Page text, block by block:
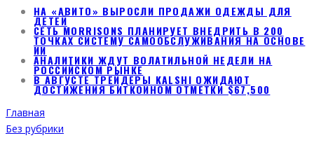
НА «АВИТО» ВЫРОСЛИ ПРОДАЖИ ОДЕЖДЫ ДЛЯ
ДЕТЕЙ
СЕТЬ MORRISONS ПЛАНИРУЕТ ВНЕДРИТЬ В 200
ТОЧКАХ СИСТЕМУ САМООБСЛУЖИВАНИЯ НА ОСНОВЕ
ИИ
АНАЛИТИКИ ЖДУТ ВОЛАТИЛЬНОЙ НЕДЕЛИ НА
РОССИЙСКОМ РЫНКЕ
В АВГУСТЕ ТРЕЙДЕРЫ KALSHI ОЖИДАЮТ
ДОСТИЖЕНИЯ БИТКОИНОМ ОТМЕТКИ $67,500
Главная
Без рубрики